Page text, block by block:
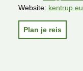
Website: kentrup.eu
Plan je reis